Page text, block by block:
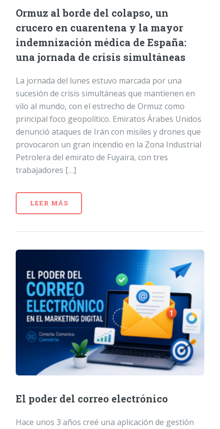
Ormuz al borde del colapso, un
crucero en cuarentena y la mayor
indemnización médica de España:
una jornada de crisis simultáneas
La jornada del lunes estuvo marcada por una
sucesión de crisis simultáneas que mantienen en
vilo al mundo, con el estrecho de Ormuz como
principal foco geopolítico. Emiratos Árabes Unidos
denunció ataques de Irán con misiles y drones que
provocaron un gran incendio en la Zona Industrial
Petrolera del emirato de Fuyaira, con tres
trabajadores […]
LEER MÁS
El poder del correo electrónico
Hace unos 3 años creé una aplicación de gestión